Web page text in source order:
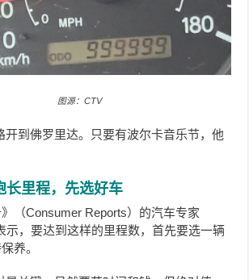
图源：CTV
开到佛罗里达。只要有波尔卡音乐节，他
长里程，先选好车
》（Consumer Reports）的汽车专家
示，要达到这样的里程数，首先要选一辆
养。